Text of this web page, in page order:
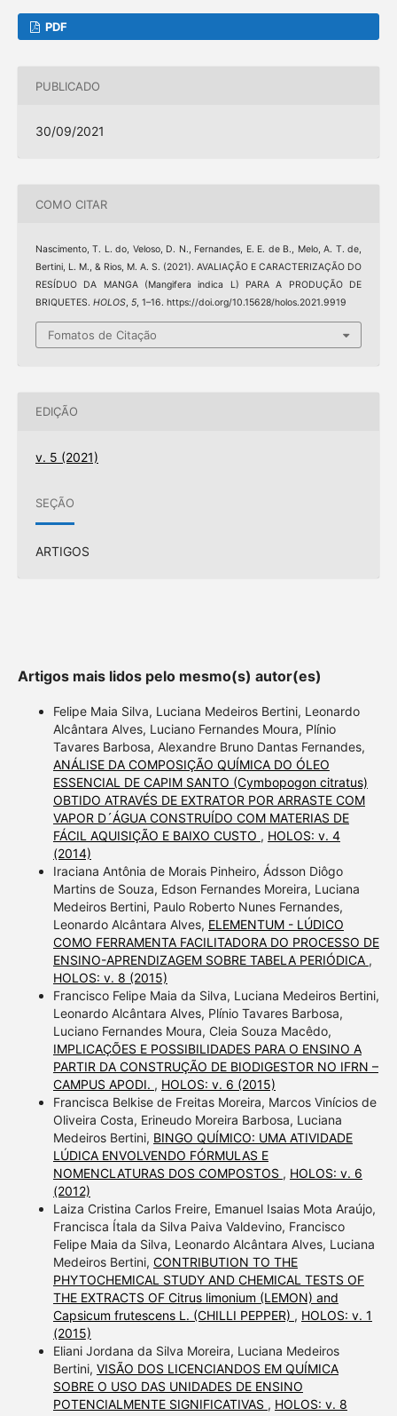
PDF
PUBLICADO
30/09/2021
COMO CITAR
Nascimento, T. L. do, Veloso, D. N., Fernandes, E. E. de B., Melo, A. T. de,
Bertini, L. M., & Rios, M. A. S. (2021). AVALIAÇÃO E CARACTERIZAÇÃO DO
RESÍDUO DA MANGA (Mangifera indica L) PARA A PRODUÇÃO DE
BRIQUETES. HOLOS, 5, 1–16. https://doi.org/10.15628/holos.2021.9919
Fomatos de Citação
EDIÇÃO
v. 5 (2021)
SEÇÃO
ARTIGOS
Artigos mais lidos pelo mesmo(s) autor(es)
Felipe Maia Silva, Luciana Medeiros Bertini, Leonardo
Alcântara Alves, Luciano Fernandes Moura, Plínio
Tavares Barbosa, Alexandre Bruno Dantas Fernandes,
ANÁLISE DA COMPOSIÇÃO QUÍMICA DO ÓLEO
ESSENCIAL DE CAPIM SANTO (Cymbopogon citratus)
OBTIDO ATRAVÉS DE EXTRATOR POR ARRASTE COM
VAPOR D´ÁGUA CONSTRUÍDO COM MATERIAS DE
FÁCIL AQUISIÇÃO E BAIXO CUSTO , HOLOS: v. 4
(2014)
Iraciana Antônia de Morais Pinheiro, Ádsson Diôgo
Martins de Souza, Edson Fernandes Moreira, Luciana
Medeiros Bertini, Paulo Roberto Nunes Fernandes,
Leonardo Alcântara Alves, ELEMENTUM - LÚDICO
COMO FERRAMENTA FACILITADORA DO PROCESSO DE
ENSINO-APRENDIZAGEM SOBRE TABELA PERIÓDICA ,
HOLOS: v. 8 (2015)
Francisco Felipe Maia da Silva, Luciana Medeiros Bertini,
Leonardo Alcântara Alves, Plínio Tavares Barbosa,
Luciano Fernandes Moura, Cleia Souza Macêdo,
IMPLICAÇÕES E POSSIBILIDADES PARA O ENSINO A
PARTIR DA CONSTRUÇÃO DE BIODIGESTOR NO IFRN –
CAMPUS APODI. , HOLOS: v. 6 (2015)
Francisca Belkise de Freitas Moreira, Marcos Vinícios de
Oliveira Costa, Erineudo Moreira Barbosa, Luciana
Medeiros Bertini, BINGO QUÍMICO: UMA ATIVIDADE
LÚDICA ENVOLVENDO FÓRMULAS E
NOMENCLATURAS DOS COMPOSTOS , HOLOS: v. 6
(2012)
Laiza Cristina Carlos Freire, Emanuel Isaias Mota Araújo,
Francisca Ítala da Silva Paiva Valdevino, Francisco
Felipe Maia da Silva, Leonardo Alcântara Alves, Luciana
Medeiros Bertini, CONTRIBUTION TO THE
PHYTOCHEMICAL STUDY AND CHEMICAL TESTS OF
THE EXTRACTS OF Citrus limonium (LEMON) and
Capsicum frutescens L. (CHILLI PEPPER) , HOLOS: v. 1
(2015)
Eliani Jordana da Silva Moreira, Luciana Medeiros
Bertini, VISÃO DOS LICENCIANDOS EM QUÍMICA
SOBRE O USO DAS UNIDADES DE ENSINO
POTENCIALMENTE SIGNIFICATIVAS , HOLOS: v. 8